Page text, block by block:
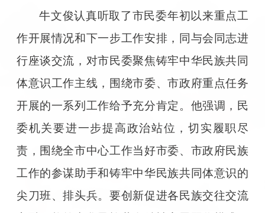
牛文俊认真听取了市民委年初以来重点工
作开展情况和下一步工作安排，同与会同志进
行座谈交流，对市民委聚焦铸牢中华民族共同
体意识工作主线，围绕市委、市政府重点任务
开展的一系列工作给予充分肯定。他强调，民
委机关要进一步提高政治站位，切实履职尽
责，围绕全市中心工作当好市委、市政府民族
工作的参谋助手和铸牢中华民族共同体意识的
尖刀班、排头兵。要创新促进各民族交往交流